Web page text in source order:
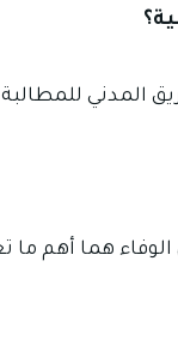
المدني
هما أهم ما